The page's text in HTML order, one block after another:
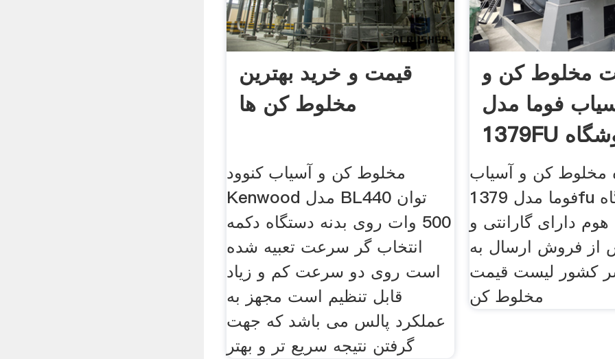
قیمت و خرید بهترین
مخلوط کن ها
مخلوط کن و آسیاب کنوود
Kenwood مدل BL440 توان
500 وات روی بدنه دستگاه دکمه
انتخاب گر سرعت تعبیه شده
است روی دو سرعت کم و زیاد
قابل تنظیم است مجهز به
عملکرد پالس می باشد که جهت
گرفتن نتیجه سریع تر و بهتر
مخلوط کن و
فوما مدل
1379FU فروشگاه
ارزان هوم
مخلوط کن و آسیاب
فوما مدل 1379fu در فروشگاه
هوم دارای گارانتی و
فروش ارسال به
کشور لیست قیمت
مخلوط کن